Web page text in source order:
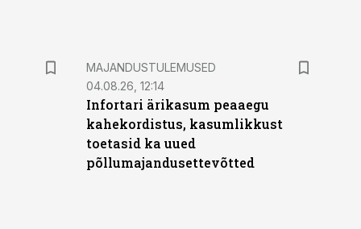
MAJANDUSTULEMUSED
04.08.26, 12:14
Infortari ärikasum peaaegu
kahekordistus, kasumlikkust
toetasid ka uued
põllumajandusettevõtted